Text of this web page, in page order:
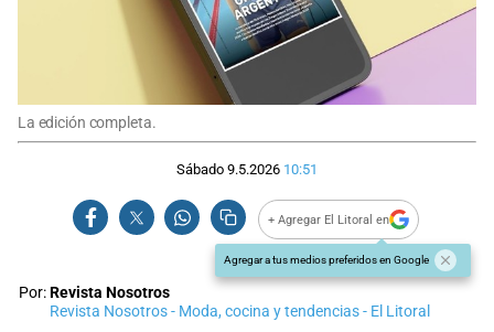
La edición completa.
Sábado 9.5.2026 10:51
+ Agregar El Litoral en
Agregar a tus medios preferidos en Google
Por:Revista Nosotros
Revista Nosotros - Moda, cocina y tendencias - El Litoral